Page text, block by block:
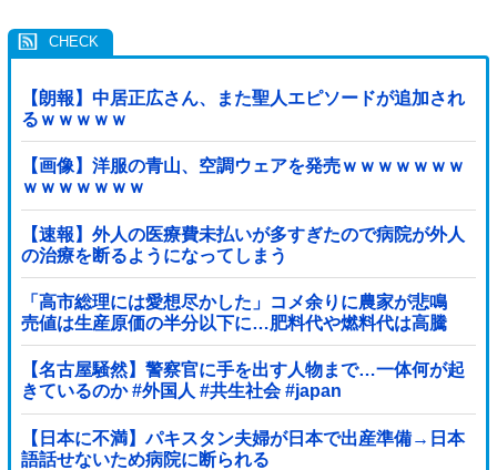
【朗報】中居正広さん、また聖人エピソードが追加され
るｗｗｗｗｗ
【画像】洋服の青山、空調ウェアを発売ｗｗｗｗｗｗｗ
ｗｗｗｗｗｗｗ
【速報】外人の医療費未払いが多すぎたので病院が外人
の治療を断るようになってしまう
「高市総理には愛想尽かした」コメ余りに農家が悲鳴
売値は生産原価の半分以下に…肥料代や燃料代は高騰
「今年でやめる」農家も
【名古屋騒然】警察官に手を出す人物まで…一体何が起
きているのか #外国人 #共生社会 #japan
【日本に不満】パキスタン夫婦が日本で出産準備→日本
語話せないため病院に断られる